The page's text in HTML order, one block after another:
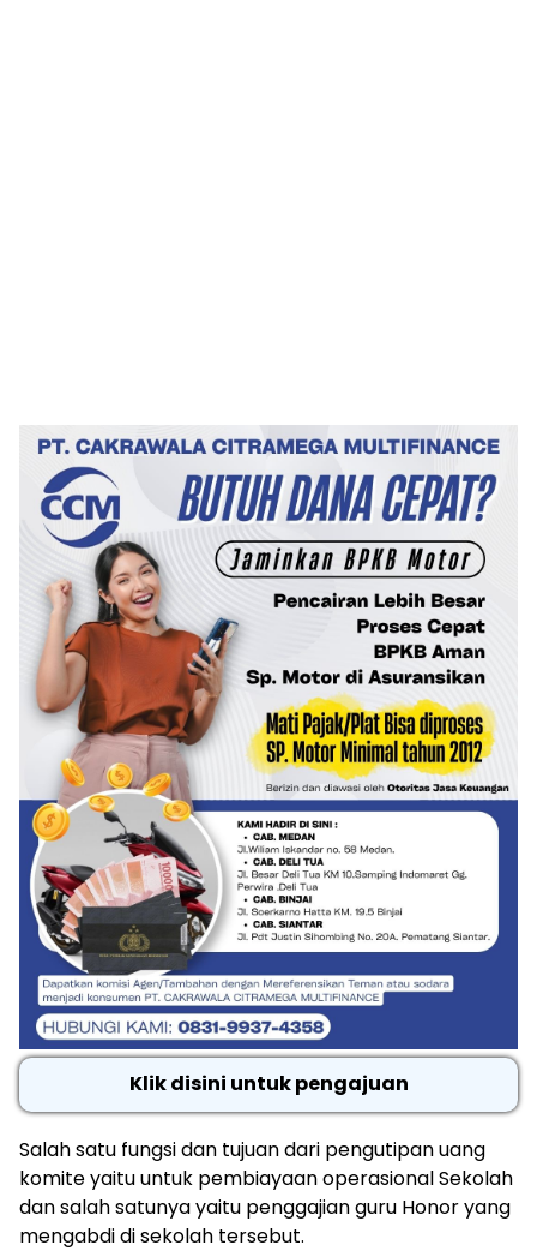
Klik disini untuk pengajuan
Salah satu fungsi dan tujuan dari pengutipan uang
komite yaitu untuk pembiayaan operasional Sekolah
dan salah satunya yaitu penggajian guru Honor yang
mengabdi di sekolah tersebut.